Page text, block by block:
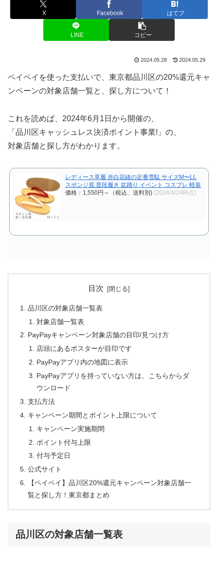
X Facebook はてブ
LINE コピー
2024.05.28 2024.05.29
ペイペイを使った支払いで、東京都品川区の20%還元キャ
ンペーンの対象店舗一覧と、探し方について！
これを読めば、2024年6月1日から開催の、
「品川区キャッシュレス決済ポイント事業!」の、
対象店舗と探し方がわかります。
レディース草履 赤白花緒の定番雪駄 サイズM〜LL
スポンジ底 普段履き 盆踊り イベント コスプレ 軽装
価格：1,550円～（税込、送料別) (2024/4/24時点)
目次
品川区の対象店舗一覧表
対象店舗一覧表
PayPayキャンペーン対象店舗の目印/見つけ方
店頭にあるポスターが目印です
PayPayアプリ内の地図に表示
PayPayアプリを持っていない方は、こちらからダ
ウンロード
支払方法
キャンペーン期間とポイント上限について
キャンペーン実施期間
ポイント付与上限
付与予定日
公式サイト
【ペイペイ】品川区20%還元キャンペーン対象店舗一
覧と探し方！東京都まとめ
品川区の対象店舗一覧表